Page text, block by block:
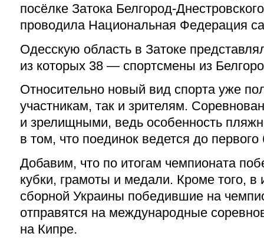
посёлке Затока Белгород-
проводила Национальная Федерация
Одесскую область в Затоке
из которых 38 — спортсмены из
Относительно новый вид спорта уже
участникам, так и зрителям.
и зрелищными, ведь особенность
в том, что поединок ведется до первого
Добавим, что по итогам чемпионата
кубки, грамоты и медали. Кроме того, в
сборной Украины победившие на
отправятся на международные
на Кипре.